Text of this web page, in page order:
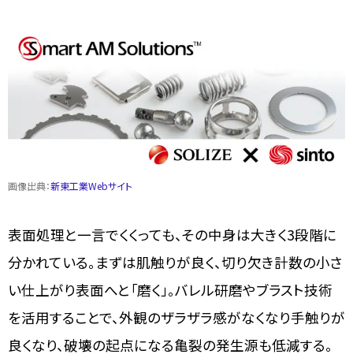
画像出典：新東工業Webサイト
表面処理と一言でくくっても、その中身は大きく3段階に
分かれている。まずは肌触りが良く、切り欠き計数の小さ
い仕上がり表面へと「磨く」。バレル研磨やブラスト技術
を活用することで、外観のザラザラ感がなくなり手触りが
良くなり、破壊の起点になる亀裂の発生源も低減する。